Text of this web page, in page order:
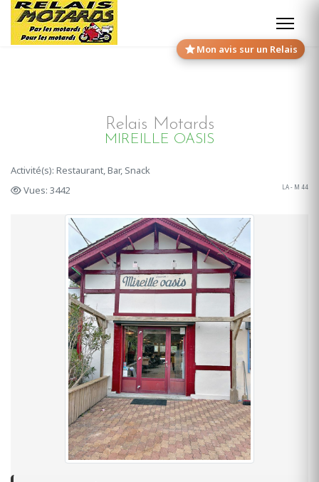
Mon avis sur un Relais
Relais Motards
MIREILLE OASIS
Activité(s): Restaurant, Bar, Snack
Vues: 3442
LA - M 44